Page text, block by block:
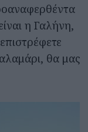
η Γαλήνη,
θα μας